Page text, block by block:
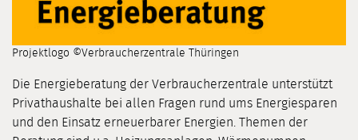
Projektlogo ©Verbraucherzentrale Thüringen
Die Energieberatung der Verbraucherzentrale unterstützt
Privathaushalte bei allen Fragen rund ums Energiesparen
und den Einsatz erneuerbarer Energien. Themen der